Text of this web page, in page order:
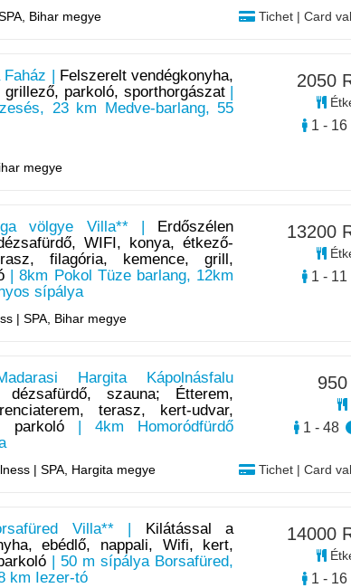
Bihar megye Tichet | Card
|
Felszerelt vendégkonyha,
parkoló, sporthorgászat|
23 km Medve-barlang, 55
megye
2050
1 - 16
völgye Villa** |
Erdőszélen
WIFI, konya, étkező-
filagória, kemence, grill,
| 8km Pokol Tüze barlang, 12km
sípálya
| SPA, Bihar megye
13200
1 - 11
Hargita Kápolnásfalu
dézsafürdő, szauna; Étterem,
terasz, kert-udvar,
parkoló | 4km Homoródfürdő
| SPA, Hargita megye Tichet | Card
1 - 48
Villa** |
Kilátással a
ebédlő, nappali, Wifi, kert,
| 50 m sípálya Borsafüred,
km Iezer-tó
14000
1 - 16